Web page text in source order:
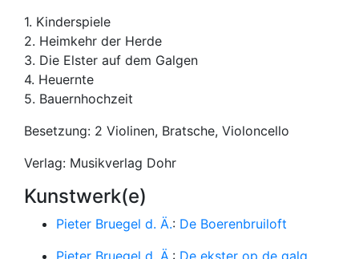
1. Kinderspiele
2. Heimkehr der Herde
3. Die Elster auf dem Galgen
4. Heuernte
5. Bauernhochzeit
Besetzung: 2 Violinen, Bratsche, Violoncello
Verlag: Musikverlag Dohr
Kunstwerk(e)
Pieter Bruegel d. Ä.: De Boerenbruiloft
Pieter Bruegel d. Ä.: De ekster op de galg